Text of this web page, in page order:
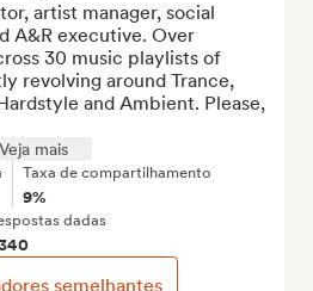
artist manager, social
A&R executive. Over
30 music playlists of
revolving around Trance,
and Ambient. Please,
Veja mais
Taxa de compartilhamento
9%
dadas
semelhantes